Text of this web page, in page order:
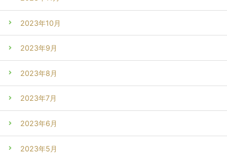
2023年10月
2023年9月
2023年8月
2023年7月
2023年6月
2023年5月